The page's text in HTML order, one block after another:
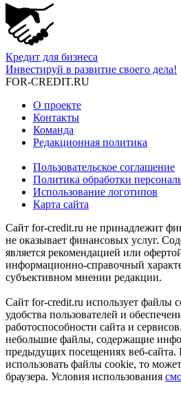
Кредит для бизнеса
Инвестируй в развитие своего дела!
FOR-CREDIT.RU
О проекте
Контакты
Команда
Редакционная политика
Пользовательское соглашение
Политика обработки
Использование логотипов
Карта сайта
Сайт for-credit.ru не принадлежит
не оказывает финансовых услуг.
является рекомендацией или
информационно-справочный
субъективном мнении редакции.
Сайт for-credit.ru использует файлы
удобства пользователей и
работоспособности сайта и
небольшие файлы, содержащие
предыдущих посещениях веб-сайта.
использовать файлы cookie, то
браузера. Условия использования